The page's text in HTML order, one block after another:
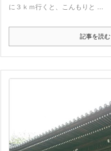
に３ｋｍ行くと、こんもりと ...
記事を読む